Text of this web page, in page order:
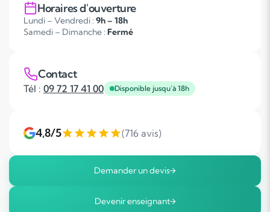
Horaires d'ouverture
Lundi – Vendredi : 9h – 18h
Samedi – Dimanche : Fermé
Contact
Tél : 09 72 17 41 00 Disponible jusqu'à 18h
4,8/5 (716 avis)
Demander un devis
Devenir enseignant